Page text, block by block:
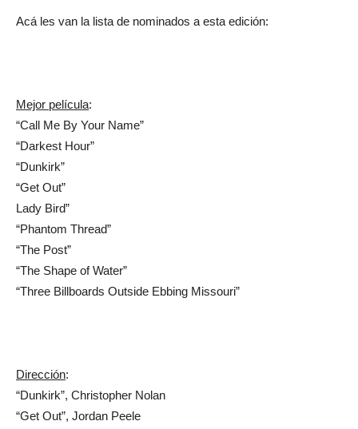
Acá les van la lista de nominados a esta edición:
Mejor película:
“Call Me By Your Name”
“Darkest Hour”
“Dunkirk”
“Get Out”
Lady Bird”
“Phantom Thread”
“The Post”
“The Shape of Water”
“Three Billboards Outside Ebbing Missouri”
Dirección:
“Dunkirk”, Christopher Nolan
“Get Out”, Jordan Peele